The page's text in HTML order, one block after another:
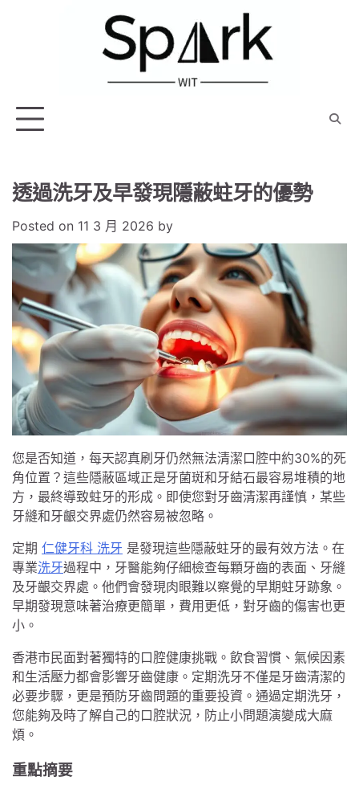
透過洗牙及早發現隱蔽蛀牙的優勢
Posted on 11 3 月 2026 by
您是否知道，每天認真刷牙仍然無法清潔口腔中約30%的死
角位置？這些隱蔽區域正是牙菌斑和牙結石最容易堆積的地
方，最終導致蛀牙的形成。即使您對牙齒清潔再謹慎，某些
牙縫和牙齦交界處仍然容易被忽略。
定期 仁健牙科 洗牙 是發現這些隱蔽蛀牙的最有效方法。在
專業洗牙過程中，牙醫能夠仔細檢查每顆牙齒的表面、牙縫
及牙齦交界處。他們會發現肉眼難以察覺的早期蛀牙跡象。
早期發現意味著治療更簡單，費用更低，對牙齒的傷害也更
小。
香港市民面對著獨特的口腔健康挑戰。飲食習慣、氣候因素
和生活壓力都會影響牙齒健康。定期洗牙不僅是牙齒清潔的
必要步驟，更是預防牙齒問題的重要投資。通過定期洗牙，
您能夠及時了解自己的口腔狀況，防止小問題演變成大麻
煩。
重點摘要